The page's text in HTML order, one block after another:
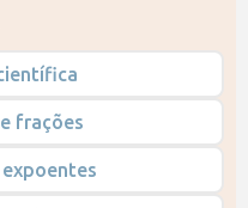
frações